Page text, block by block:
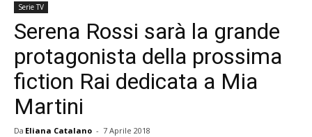
Serie TV
Serena Rossi sarà la grande
protagonista della prossima
fiction Rai dedicata a Mia
Martini
Da Eliana Catalano - 7 Aprile 2018